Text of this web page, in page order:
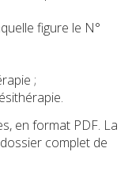
figure le N°
;
en format PDF. La
complet de